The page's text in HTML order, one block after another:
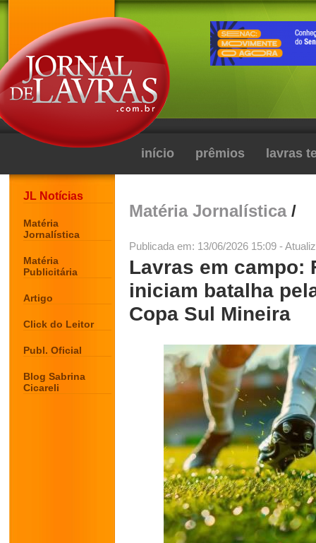
início prêmios lavras
JL Notícias
Matéria
Jornalística
Matéria
Publicitária
Artigo
Click do Leitor
Publ. Oficial
Blog Sabrina
Cicareli
Matéria Jornalística/
Publicada em: 13/06/2026 15:09 -
Lavras em campo:
iniciam batalha
Copa Sul Mineira